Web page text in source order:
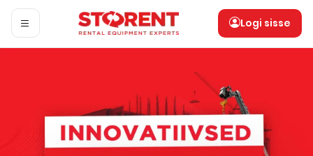
Logi sisse